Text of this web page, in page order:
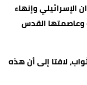
وإنهاء
وعاصمتها القدس
لافتا إلى أن هذه